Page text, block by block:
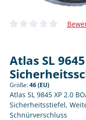
Durchschnittliche
Atlas SL
Größe:46 (EU)
Atlas SL 9845 XP 2.0
Sicherheitsstiefel,
Schnürverschluss